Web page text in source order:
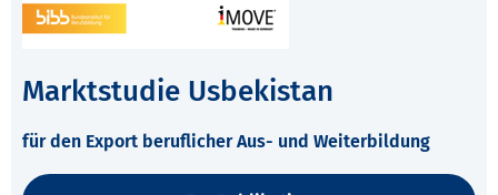
Marktstudie Usbekistan
für den Export beruflicher Aus- und Weiterbildung